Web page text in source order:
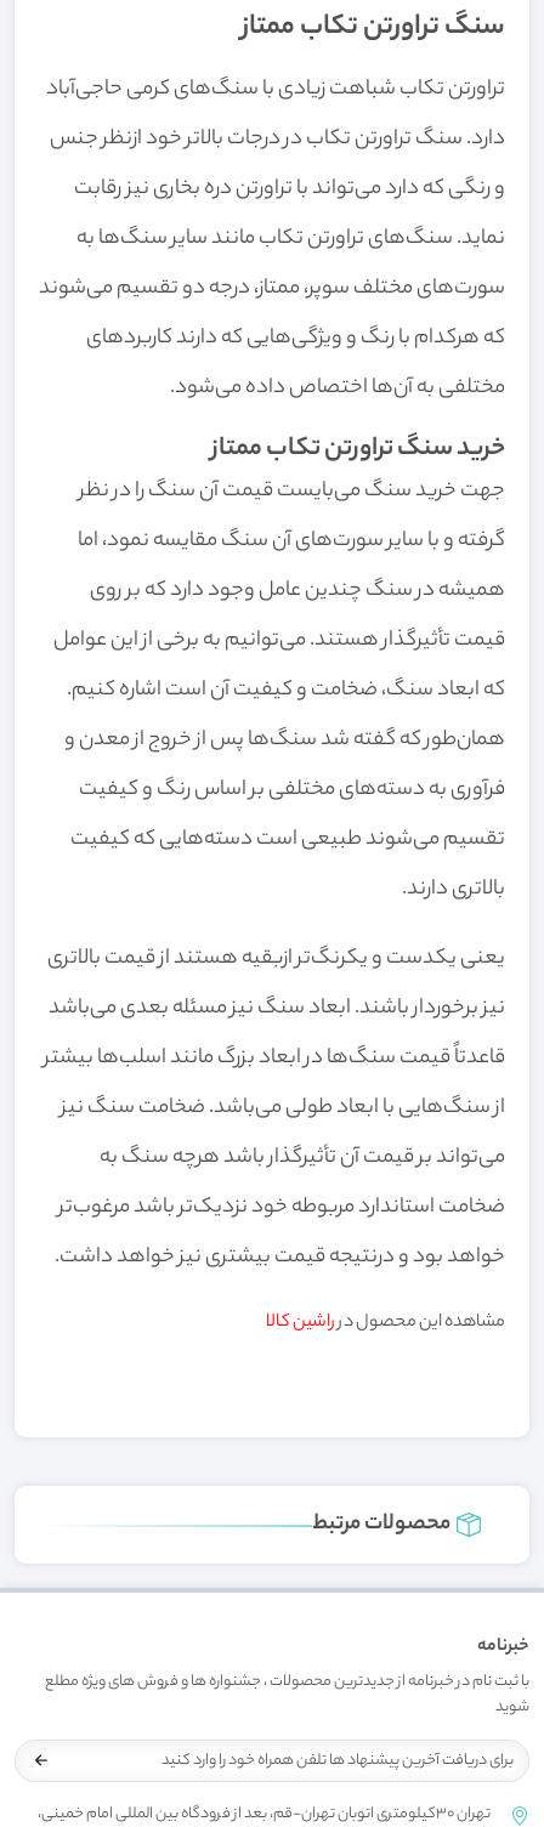
سنگ تراورتن تکاب ممتاز
تراورتن تکاب شباهت زیادی با سنگ‌های کرمی حاجی‌آباد
دارد. سنگ تراورتن تکاب در درجات بالاتر خود ازنظر جنس
و رنگی که دارد می‌تواند با تراورتن دره بخاری نیز رقابت
نماید. سنگ‌های تراورتن تکاب مانند سایر سنگ‌ها به
سورت‌های مختلف سوپر، ممتاز، درجه دو تقسیم می‌شوند
که هرکدام با رنگ و ویژگی‌هایی که دارند کاربردهای
مختلفی به آن‌ها اختصاص داده می‌شود.
خرید سنگ تراورتن تکاب ممتاز
جهت خرید سنگ می‌بایست قیمت آن سنگ را در نظر
گرفته و با سایر سورت‌های آن سنگ مقایسه نمود، اما
همیشه در سنگ چندین عامل وجود دارد که بر روی
قیمت تأثیرگذار هستند. می‌توانیم به برخی از این عوامل
که ابعاد سنگ، ضخامت و کیفیت آن است اشاره کنیم.
همان‌طور که گفته شد سنگ‌ها پس از خروج از معدن و
فرآوری به دسته‌های مختلفی بر اساس رنگ و کیفیت
تقسیم می‌شوند طبیعی است دسته‌هایی که کیفیت
بالاتری دارند.
یعنی یکدست و یکرنگ‌تر ازبقیه هستند از قیمت بالاتری
نیز برخوردار باشند. ابعاد سنگ نیز مسئله بعدی می‌باشد
قاعدتاً قیمت سنگ‌ها در ابعاد بزرگ مانند اسلب‌ها بیشتر
از سنگ‌هایی با ابعاد طولی می‌باشد. ضخامت سنگ نیز
می‌تواند بر قیمت آن تأثیرگذار باشد هرچه سنگ به
ضخامت استاندارد مربوطه خود نزدیک‌تر باشد مرغوب‌تر
خواهد بود و درنتیجه قیمت بیشتری نیز خواهد داشت.
مشاهده این محصول درراشین کالا
محصولات مرتبط
خبرنامه
با ثبت نام در خبرنامه از جدیدترین محصولات ، جشنواره ها و فروش های ویژه مطلع
شوید
تهران 30کیلومتری اتوبان تهران-قم، بعد از فرودگاه بین المللی امام خمینی،